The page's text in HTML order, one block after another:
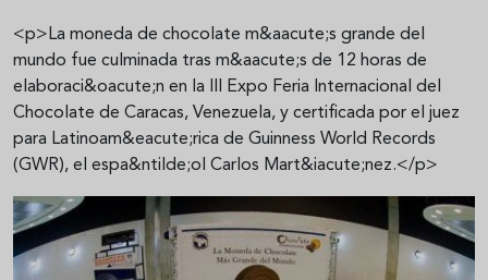
<p>La moneda de chocolate m&aacute;s grande del
mundo fue culminada tras m&aacute;s de 12 horas de
elaboraci&oacute;n en la III Expo Feria Internacional del
Chocolate de Caracas, Venezuela, y certificada por el juez
para Latinoam&eacute;rica de Guinness World Records
(GWR), el espa&ntilde;ol Carlos Mart&iacute;nez.</p>